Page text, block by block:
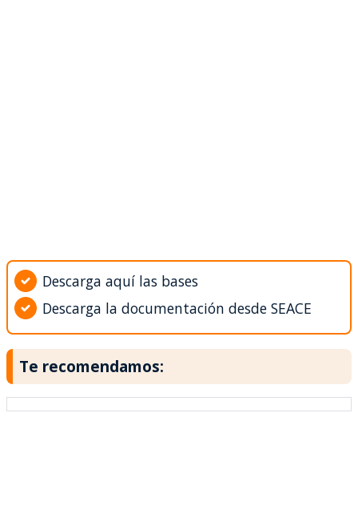
Descarga aquí las bases
Descarga la documentación desde SEACE
Te recomendamos: